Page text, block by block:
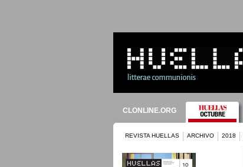
CLONLINE.ORG
REVISTA HUELLAS ARCHIVO 2018